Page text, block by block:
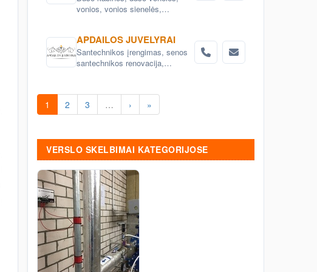
vonios, vonios sienelės,
APDAILOS JUVELYRAI
Santechnikos įrengimas, senos
santechnikos renovacija,
1 2 3 … › »
VERSLO SKELBIMAI KATEGORIJOSE